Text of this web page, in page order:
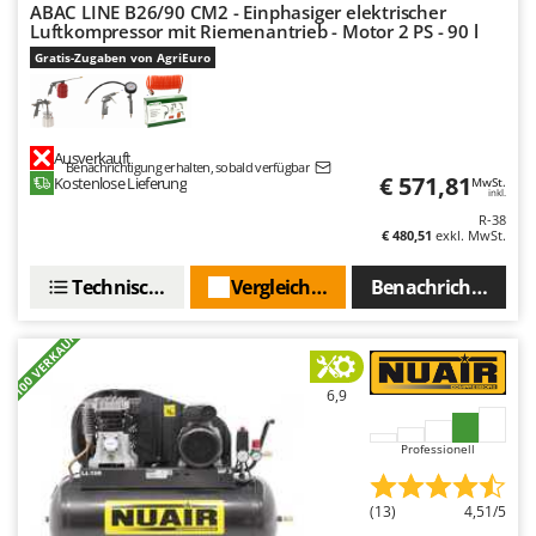
Makita
MAMMAMIA
Marcato
Marina Systems
Master
Mastercook
Michelin
Mille
Mockmill
More than chef
MOSA
MOVA
ABAC LINE B26/90 CM2 - Einphasiger elektrischer
Luftkompressor mit Riemenantrieb - Motor 2 PS - 90 l
Gratis-Zugaben von AgriEuro
Ausverkauft
Benachrichtigung erhalten, sobald verfügbar
Kostenlose Lieferung € 571,81 MwSt.
inkl.
R-38
€ 480,51 exkl. MwSt.
Benachrichtigen
Vergleichen Sie
Technische Daten
+100 VERKAUFT 6,9
Professionell
(13) 4,51/5